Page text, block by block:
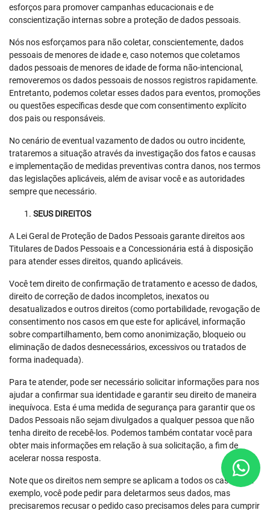
esforços para promover campanhas educacionais e de
conscientização internas sobre a proteção de dados pessoais.
Nós nos esforçamos para não coletar, conscientemente, dados
pessoais de menores de idade e, caso notemos que coletamos
dados pessoais de menores de idade de forma não-intencional,
removeremos os dados pessoais de nossos registros rapidamente.
Entretanto, podemos coletar esses dados para eventos, promoções
ou questões específicas desde que com consentimento explícito
dos pais ou responsáveis.
No cenário de eventual vazamento de dados ou outro incidente,
trataremos a situação através da investigação dos fatos e causas
e implementação de medidas preventivas contra danos, nos termos
das legislações aplicáveis, além de avisar você e as autoridades
sempre que necessário.
SEUS DIREITOS
A Lei Geral de Proteção de Dados Pessoais garante direitos aos
Titulares de Dados Pessoais e a Concessionária está à disposição
para atender esses direitos, quando aplicáveis.
Você tem direito de confirmação de tratamento e acesso de dados,
direito de correção de dados incompletos, inexatos ou
desatualizados e outros direitos (como portabilidade, revogação de
consentimento nos casos em que este for aplicável, informação
sobre compartilhamento, bem como anonimização, bloqueio ou
eliminação de dados desnecessários, excessivos ou tratados de
forma inadequada).
Para te atender, pode ser necessário solicitar informações para nos
ajudar a confirmar sua identidade e garantir seu direito de maneira
inequívoca. Esta é uma medida de segurança para garantir que os
Dados Pessoais não sejam divulgados a qualquer pessoa que não
tenha direito de recebê-los. Podemos também contatar você para
obter mais informações em relação à sua solicitação, a fim de
acelerar nossa resposta.
Note que os direitos nem sempre se aplicam a todos os casos (por
exemplo, você pode pedir para deletarmos seus dados, mas
precisaremos recusar o pedido caso precisamos deles para cumprir